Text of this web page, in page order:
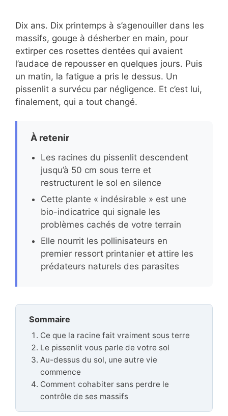
Dix ans. Dix printemps à s’agenouiller dans les
massifs, gouge à désherber en main, pour
extirper ces rosettes dentées qui avaient
l’audace de repousser en quelques jours. Puis
un matin, la fatigue a pris le dessus. Un
pissenlit a survécu par négligence. Et c’est lui,
finalement, qui a tout changé.
À retenir
Les racines du pissenlit descendent
jusqu’à 50 cm sous terre et
restructurent le sol en silence
Cette plante « indésirable » est une
bio-indicatrice qui signale les
problèmes cachés de votre terrain
Elle nourrit les pollinisateurs en
premier ressort printanier et attire les
prédateurs naturels des parasites
Sommaire
Ce que la racine fait vraiment sous terre
Le pissenlit vous parle de votre sol
Au-dessus du sol, une autre vie
commence
Comment cohabiter sans perdre le
contrôle de ses massifs